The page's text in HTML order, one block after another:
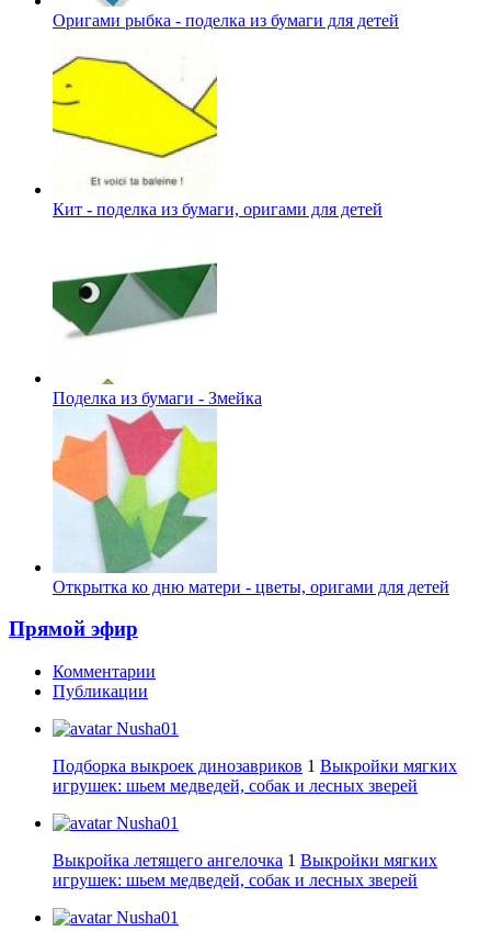
Оригами рыбка - поделка из бумаги для детей
Кит - поделка из бумаги, оригами для детей
Поделка из бумаги - Змейка
Открытка ко дню матери - цветы, оригами для детей
Прямой эфир
Комментарии
Публикации
Nusha01
Подборка выкроек динозавриков 1 Выкройки мягких
игрушек: шьем медведей, собак и лесных зверей
Nusha01
Выкройка летящего ангелочка 1 Выкройки мягких
игрушек: шьем медведей, собак и лесных зверей
Nusha01